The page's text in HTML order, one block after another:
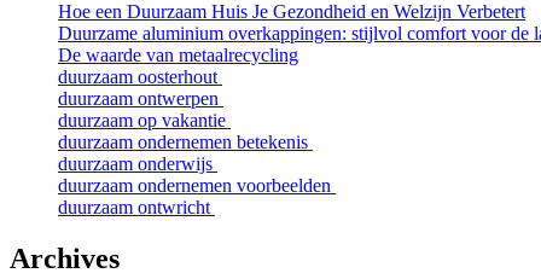
Hoe een Duurzaam Huis Je Gezondheid en Welzijn Verbetert
Duurzame aluminium overkappingen: stijlvol comfort voor de
De waarde van metaalrecycling
duurzaam oosterhout
duurzaam ontwerpen
duurzaam op vakantie
duurzaam ondernemen betekenis
duurzaam onderwijs
duurzaam ondernemen voorbeelden
duurzaam ontwricht
Archives